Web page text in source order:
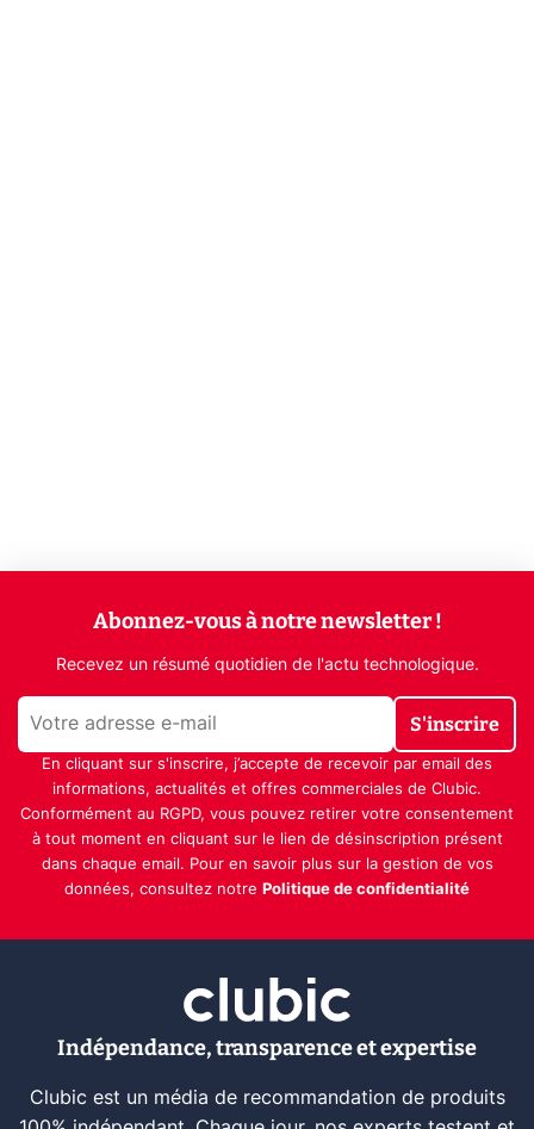
Abonnez-vous à notre newsletter !
Recevez un résumé quotidien de l'actu technologique.
S'inscrire
En cliquant sur s'inscrire, j’accepte de recevoir par email des
informations, actualités et offres commerciales de Clubic.
Conformément au RGPD, vous pouvez retirer votre consentement
à tout moment en cliquant sur le lien de désinscription présent
dans chaque email. Pour en savoir plus sur la gestion de vos
données, consultez notre Politique de confidentialité
Indépendance, transparence et expertise
Clubic est un média de recommandation de produits